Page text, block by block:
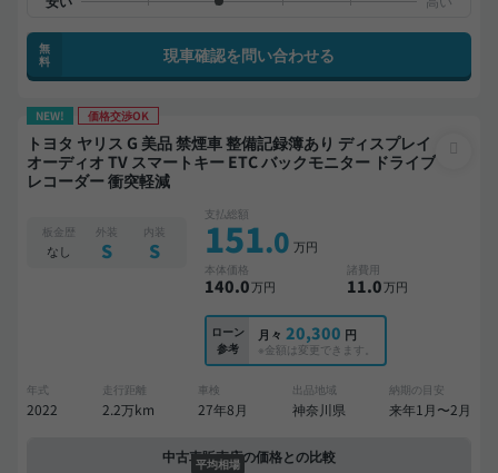
無
料
現車確認を問い合わせる
NEW! 価格交渉OK
トヨタ ヤリス G 美品 禁煙車 整備記録簿あり ディスプレイ
オーディオ TV スマートキー ETC バックモニター ドライブ
レコーダー 衝突軽減
板金歴
なし
外装
S
内装
S
支払総額
151.0 万円
本体価格
140.0万円
諸費用
11.0万円
ローン
参考
月々 20,300 円
※金額は変更できます。
年式
2022
走行距離
2.2万km
車検
27年8月
出品地域
神奈川県
納期の目安
来年1月〜2月
中古車販売店の価格との比較
平均相場